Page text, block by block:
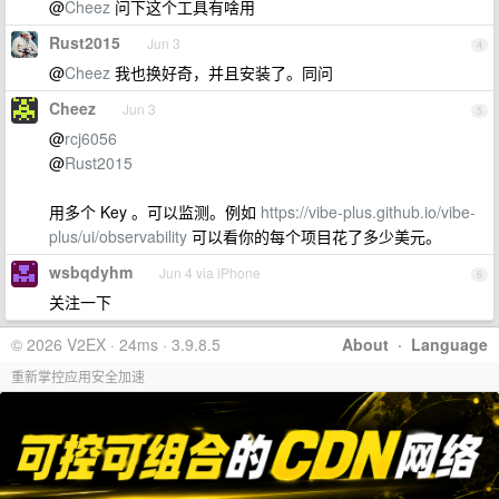
@Cheez 问下这个工具有啥用
4
Rust2015 Jun 3
@Cheez 我也换好奇，并且安装了。同问
5
Cheez Jun 3
@rcj6056
@Rust2015
用多个 Key 。可以监测。例如 https://vibe-plus.github.io/vibe-
plus/ui/observability 可以看你的每个项目花了多少美元。
6
wsbqdyhm Jun 4 via iPhone
关注一下
About · Language
© 2026 V2EX · 24ms · 3.9.8.5
重新掌控应用安全加速